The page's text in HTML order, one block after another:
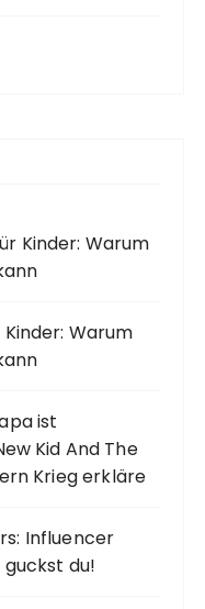
Kinder: Warum
Warum
ist
Kid And The
Krieg erkläre
Influencer
guckst du!